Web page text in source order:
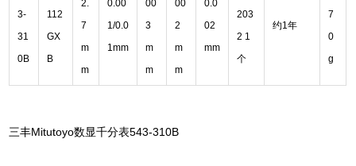
3-
31
0B
112
GX
B
2.
7
m
m
0.00
1/0.0
1mm
00
3
m
m
00
2
m
m
0.0
02
mm
203
2 1
个
约1年
7
0
g
三丰Mitutoyo数显千分表543-310B